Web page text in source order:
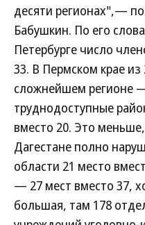
десяти регионах",—
Бабушкин. По его
Петербурге число
33. В Пермском крае из
сложнейшем регионе
труднодоступные
вместо 20. Это
Дагестане полно
области 21 место
— 27 мест вместо 37,
большая, там 178